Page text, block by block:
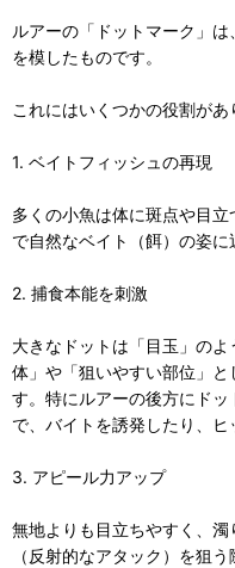
ルアーの「ドットマーク」は
を模したものです。
これにはいくつかの役割があ
1. ベイトフィッシュの再現
多くの小魚は体に斑点や目
で自然なベイト（餌）の姿に
2. 捕食本能を刺激
大きなドットは「目玉」の
体」や「狙いやすい部位」
す。特にルアーの後方にド
で、バイトを誘発したり、ヒ
3. アピール力アップ
無地よりも目立ちやすく、
（反射的なアタック）を狙う